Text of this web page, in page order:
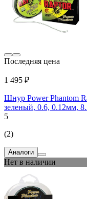
Последняя цена
1 495 ₽
Шнур Power Phantom
зеленый, 0.6, 0.12мм,
5
(2)
Аналоги
Нет в наличии